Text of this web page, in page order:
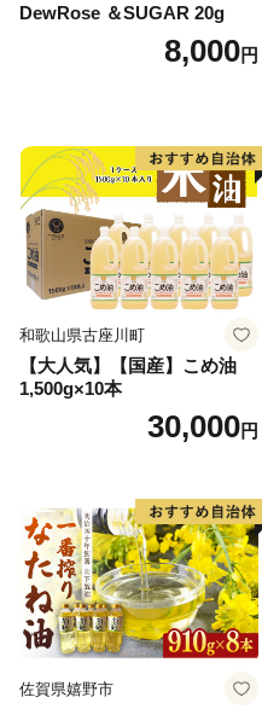
DewRose ＆SUGAR 20g
8,000円
和歌山県古座川町
【大人気】【国産】こめ油
1,500g×10本
30,000円
佐賀県嬉野市